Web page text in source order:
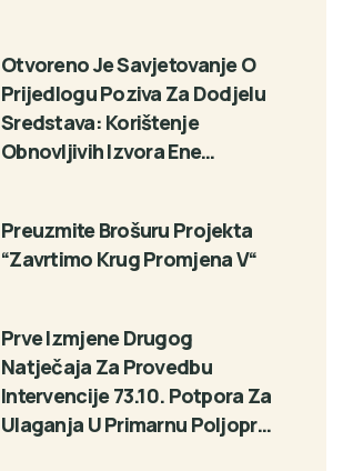
Otvoreno Je Savjetovanje O
Prijedlogu Poziva Za Dodjelu
Sredstava: Korištenje
Obnovljivih Izvora Ene…
Preuzmite Brošuru Projekta
“Zavrtimo Krug Promjena V“
Prve Izmjene Drugog
Natječaja Za Provedbu
Intervencije 73.10. Potpora Za
Ulaganja U Primarnu Poljopr…